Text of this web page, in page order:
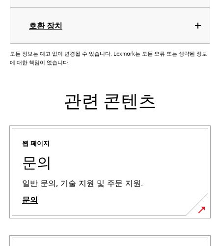
호환 장치
모든 정보는 예고 없이 변경될 수 있습니다. Lexmark는 모든 오류 또는 생략된 정보
에 대한 책임이 없습니다.
관련 콘텐츠
웹 페이지
문의
일반 문의, 기술 지원 및 주문 지원.
문의